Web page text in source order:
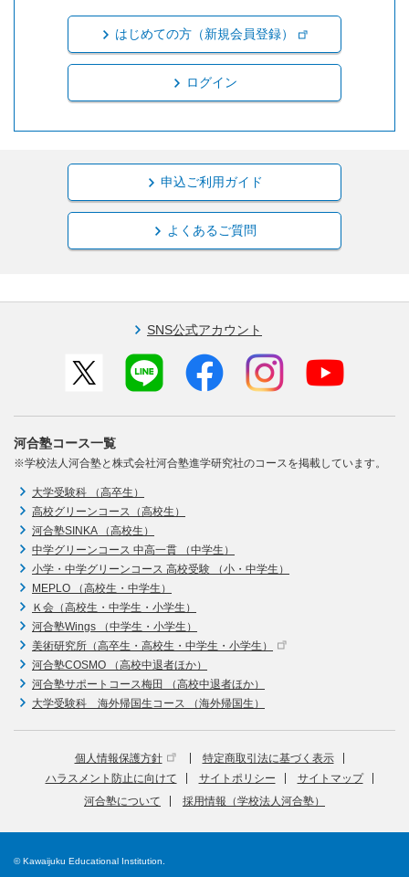
はじめての方（新規会員登録）
ログイン
申込ご利用ガイド
よくあるご質問
SNS公式アカウント
河合塾コース一覧
※学校法人河合塾と株式会社河合塾進学研究社のコースを掲載しています。
大学受験科 （高卒生）
高校グリーンコース（高校生）
河合塾SINKA （高校生）
中学グリーンコース 中高一貫 （中学生）
小学・中学グリーンコース 高校受験 （小・中学生）
MEPLO （高校生・中学生）
Ｋ会（高校生・中学生・小学生）
河合塾Wings （中学生・小学生）
美術研究所（高卒生・高校生・中学生・小学生）
河合塾COSMO （高校中退者ほか）
河合塾サポートコース梅田 （高校中退者ほか）
大学受験科 海外帰国生コース （海外帰国生）
個人情報保護方針
特定商取引法に基づく表示
ハラスメント防止に向けて
サイトポリシー
サイトマップ
河合塾について
採用情報（学校法人河合塾）
© Kawaijuku Educational Institution.